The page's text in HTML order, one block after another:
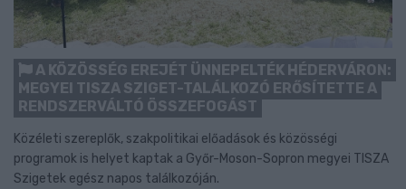
A KÖZÖSSÉG EREJÉT ÜNNEPELTÉK HÉDERVÁRON:
MEGYEI TISZA SZIGET-TALÁLKOZÓ ERŐSÍTETTE A
RENDSZERVÁLTÓ ÖSSZEFOGÁST
Közéleti szereplők, szakpolitikai előadások és közösségi
programok is helyet kaptak a Győr-Moson-Sopron megyei TISZA
Szigetek egész napos találkozóján.